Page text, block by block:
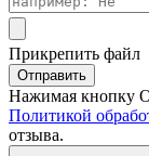
Прикрепить файл
Отправить
Нажимая кнопку
Политикой
отзыва.